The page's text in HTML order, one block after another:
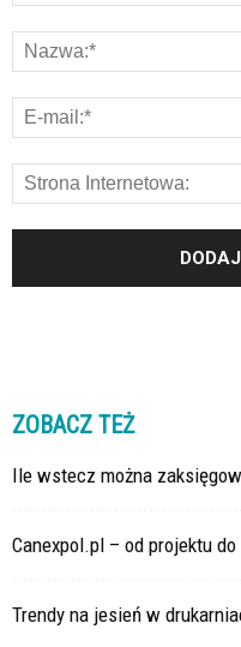
ZOBACZ TEŻ
Ile wstecz można
Canexpol.pl – od projektu
Trendy na jesień w